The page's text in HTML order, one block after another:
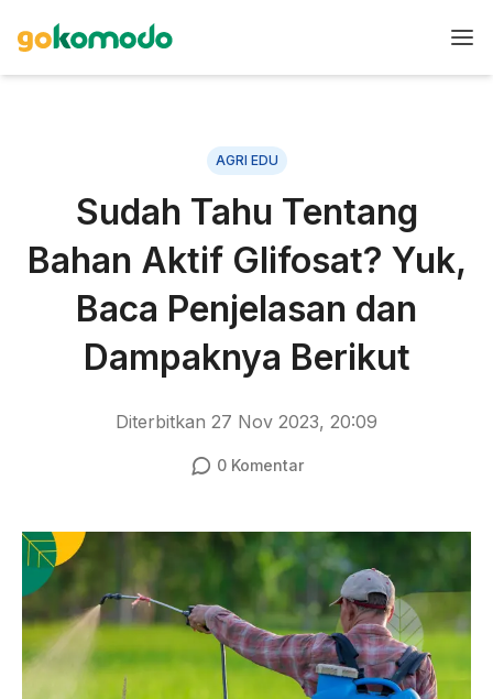
AGRI EDU
Sudah Tahu Tentang
Bahan Aktif Glifosat? Yuk,
Baca Penjelasan dan
Dampaknya Berikut
Diterbitkan 27 Nov 2023, 20:09
0Komentar